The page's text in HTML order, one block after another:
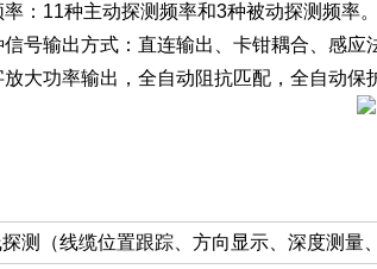
：11种主动探测频率和3种被动探测频率。
号输出方式：直连输出、卡钳耦合、感应
大功率输出，全自动阻抗匹配，全自动保
测（线缆位置跟踪、方向显示、深度测量